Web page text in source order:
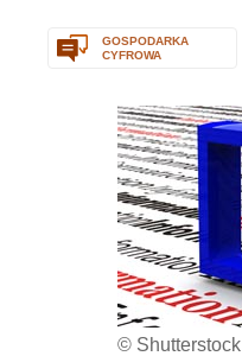
GOSPODARKA
CYFROWA
© Shutterstock